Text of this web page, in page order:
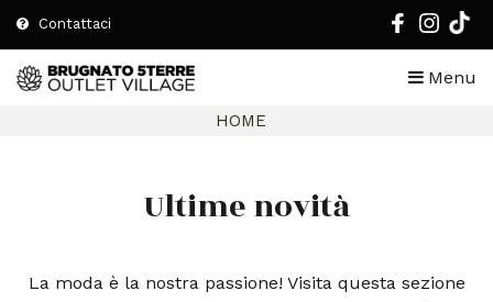
Contattaci
Menu
HOME
Ultime novità
La moda è la nostra passione! Visita questa sezione